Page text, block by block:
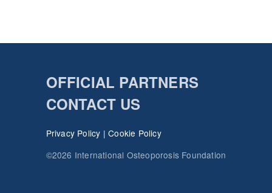
OFFICIAL PARTNERS
CONTACT US
Privacy Policy |Cookie Policy
©2026 International Osteoporosis Foundation